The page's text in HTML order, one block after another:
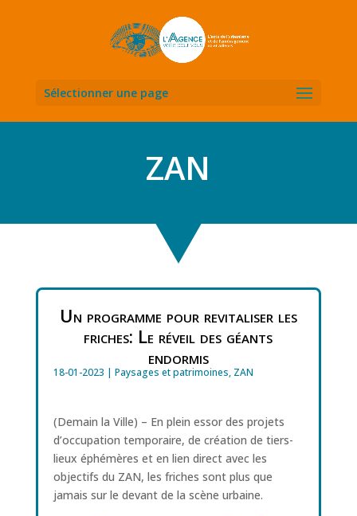
Sélectionner une page
ZAN
Un programme pour revitaliser les
friches: Le réveil des géants
endormis
18-01-2023 | Paysages et patrimoines, ZAN
(Demain la Ville) – En plein essor des projets
d’occupation temporaire, de création de tiers-
lieux éphémères et en lien direct avec les
objectifs du ZAN, les friches sont plus que
jamais sur le devant de la scène urbaine.